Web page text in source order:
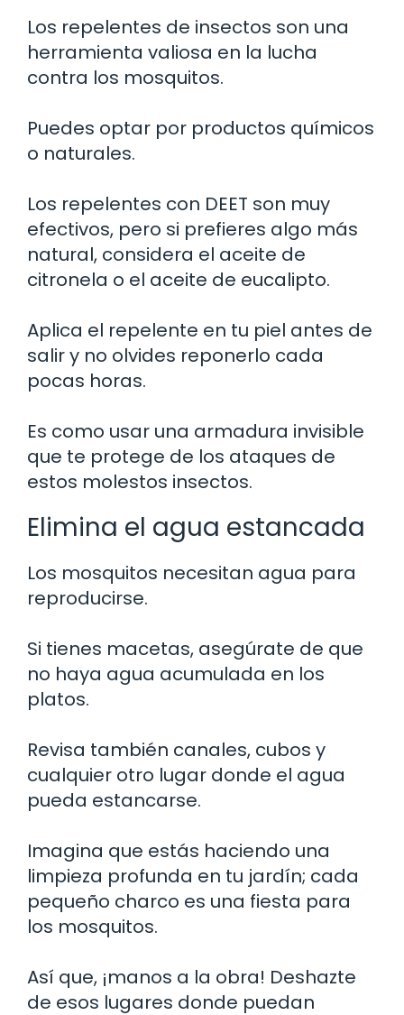
Los repelentes de insectos son una
herramienta valiosa en la lucha
contra los mosquitos.
Puedes optar por productos químicos
o naturales.
Los repelentes con DEET son muy
efectivos, pero si prefieres algo más
natural, considera el aceite de
citronela o el aceite de eucalipto.
Aplica el repelente en tu piel antes de
salir y no olvides reponerlo cada
pocas horas.
Es como usar una armadura invisible
que te protege de los ataques de
estos molestos insectos.
Elimina el agua estancada
Los mosquitos necesitan agua para
reproducirse.
Si tienes macetas, asegúrate de que
no haya agua acumulada en los
platos.
Revisa también canales, cubos y
cualquier otro lugar donde el agua
pueda estancarse.
Imagina que estás haciendo una
limpieza profunda en tu jardín; cada
pequeño charco es una fiesta para
los mosquitos.
Así que, ¡manos a la obra! Deshazte
de esos lugares donde puedan